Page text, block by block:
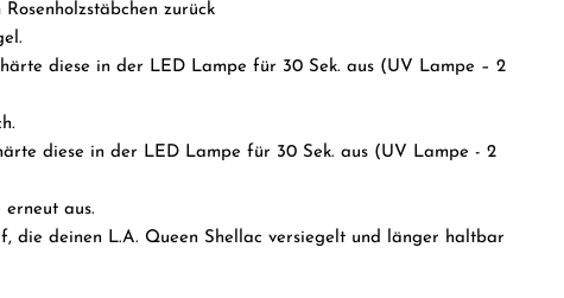
zurück
diese in der LED Lampe für 30 Sek. aus (UV Lampe – 2
diese in der LED Lampe für 30 Sek. aus (UV Lampe - 2
aus.
die deinen L.A. Queen Shellac versiegelt und länger haltbar